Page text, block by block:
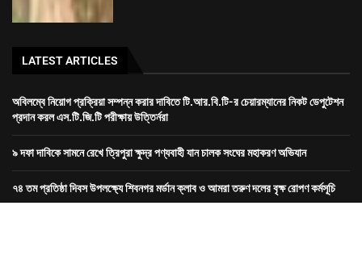
৭৪ তম প্রতিষ্ঠা দিবস উপলক্ষ্যে শিবনগর মর্ডান ক্লাব ও আমরা তরুণ দলের বৃক্ষ রোপণ কর্মসূচি
Dev-GORILLA TECH SOLUTION
হোম ত্রিপুরা জেলা খেলা দেশ বিদেশ
বিনোদন
স্বাস্থ্য
ভিডিও আর্টিকেল About connect Bengali